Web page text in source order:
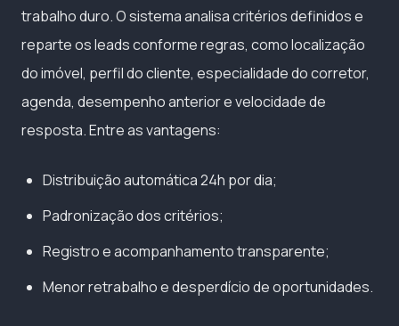
trabalho duro. O sistema analisa critérios definidos e
reparte os leads conforme regras, como localização
do imóvel, perfil do cliente, especialidade do corretor,
agenda, desempenho anterior e velocidade de
resposta. Entre as vantagens:
Distribuição automática 24h por dia;
Padronização dos critérios;
Registro e acompanhamento transparente;
Menor retrabalho e desperdício de oportunidades.